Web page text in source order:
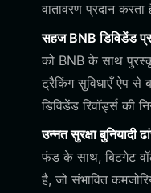
वातावरण प्रदान करता
सहज BNB डिविडेंड
को BNB के साथ
ट्रैकिंग सुविधाएँ ऐप से
डिविडेंड रिवॉर्ड्स की
उन्नत सुरक्षा बुनियादी
फंड के साथ, बिटगेट
है, जो संभावित